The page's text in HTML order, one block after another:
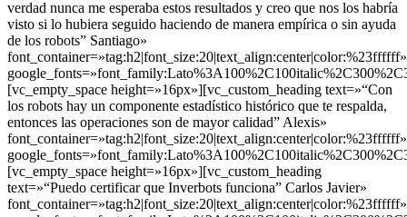
verdad nunca me esperaba estos resultados y creo que nos los habría
visto si lo hubiera seguido haciendo de manera empírica o sin ayuda
de los robots” Santiago»
font_container=»tag:h2|font_size:20|text_align:center|color:%23ffffff»
[vc_empty_space height=»16px»][vc_custom_heading text=»“Con
los robots hay un componente estadístico histórico que te respalda,
entonces las operaciones son de mayor calidad” Alexis»
font_container=»tag:h2|font_size:20|text_align:center|color:%23ffffff»
[vc_empty_space height=»16px»][vc_custom_heading
text=»“Puedo certificar que Inverbots funciona” Carlos Javier»
font_container=»tag:h2|font_size:20|text_align:center|color:%23ffffff»